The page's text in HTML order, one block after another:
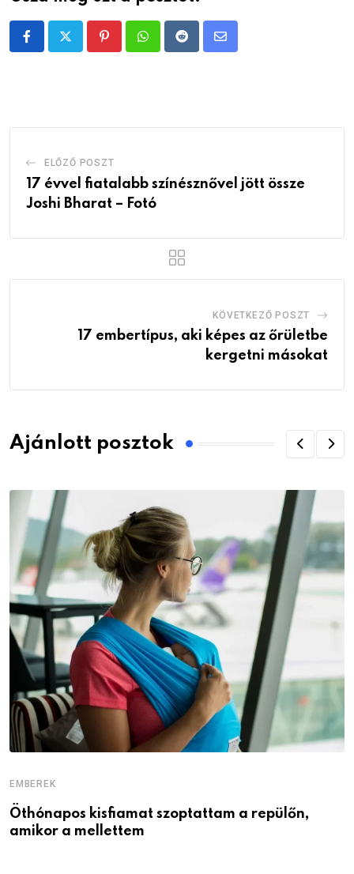
PinterestWhatsappRedditShare
ELŐZŐ POSZT
17 évvel fiatalabb színésznővel jött össze
Joshi Bharat – Fotó
KÖVETKEZŐ POSZT
17 embertípus, aki képes az őrületbe
kergetni másokat
Ajánlott posztok
EMBEREK
Öthónapos kisfiamat szoptattam a repülőn,
amikor a mellettem